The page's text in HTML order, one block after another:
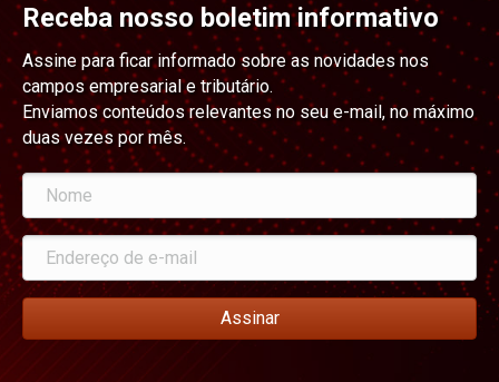
Receba nosso boletim informativo
Assine para ficar informado sobre as novidades nos
campos empresarial e tributário.
Enviamos conteúdos relevantes no seu e-mail, no máximo
duas vezes por mês.
Assinar